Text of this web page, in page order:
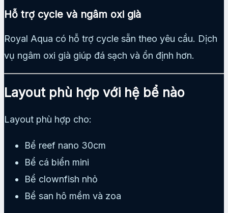
Hỗ trợ cycle và ngâm oxi già
Royal Aqua có hỗ trợ cycle sẵn theo yêu cầu. Dịch
vụ ngâm oxi già giúp đá sạch và ổn định hơn.
Layout phù hợp với hệ bể nào
Layout phù hợp cho:
Bể reef nano 30cm
Bể cá biển mini
Bể clownfish nhỏ
Bể san hô mềm và zoa